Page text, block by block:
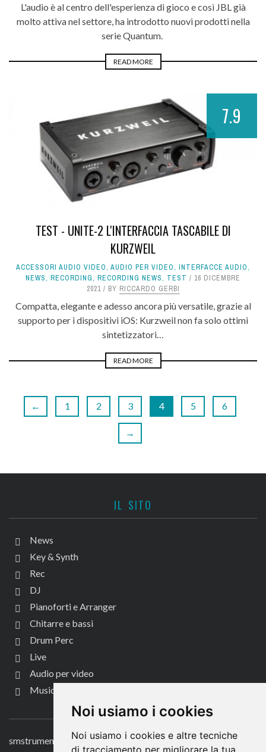
Noi usiamo i cookies
Noi usiamo i cookies e altre tecniche
di tracciamento per migliorare la tua
L'audio è al centro dell'esperienza di gioco e così JBL già
molto attiva nel settore, ha introdotto nuovi prodotti nella
serie Quantum.
READ MORE
7.9
TEST - UNITE-2 L'INTERFACCIA TASCABILE DI
KURZWEIL
ACCESSORI AUDIO VIDEO, AUDIO PER VIDEO, INTERFACCE AUDIO,
NEWS, RECORDING, RECORDING NEWS, TEST
16 DICEMBRE
2021
BY RICCARDO GERBI
Compatta, elegante e adesso ancora più versatile, grazie al
supporto per i dispositivi iOS: Kurzweil non fa solo ottimi
sintetizzatori…
READ MORE
← 1 2 3 4 5 6
→
IL SITO
News
Key & Synth
Rec
DJ
Pianoforti e Arranger
Chitarre e bassi
Drum Perc
Live
Audio per video
Music Life
CONTATTACI
smstrumentimusicali.it